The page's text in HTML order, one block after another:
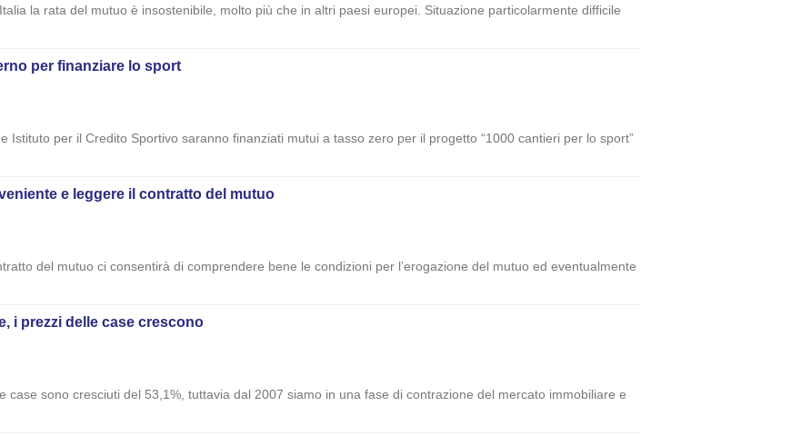
la rata del mutuo è insostenibile, molto più che in altri paesi europei. Situazione particolarmente difficile
per finanziare lo sport
Istituto per il Credito Sportivo saranno finanziati mutui a tasso zero per il progetto “1000 cantieri per lo sport”
e leggere il contratto del mutuo
del mutuo ci consentirà di comprendere bene le condizioni per l’erogazione del mutuo ed eventualmente
i prezzi delle case crescono
case sono cresciuti del 53,1%, tuttavia dal 2007 siamo in una fase di contrazione del mercato immobiliare e